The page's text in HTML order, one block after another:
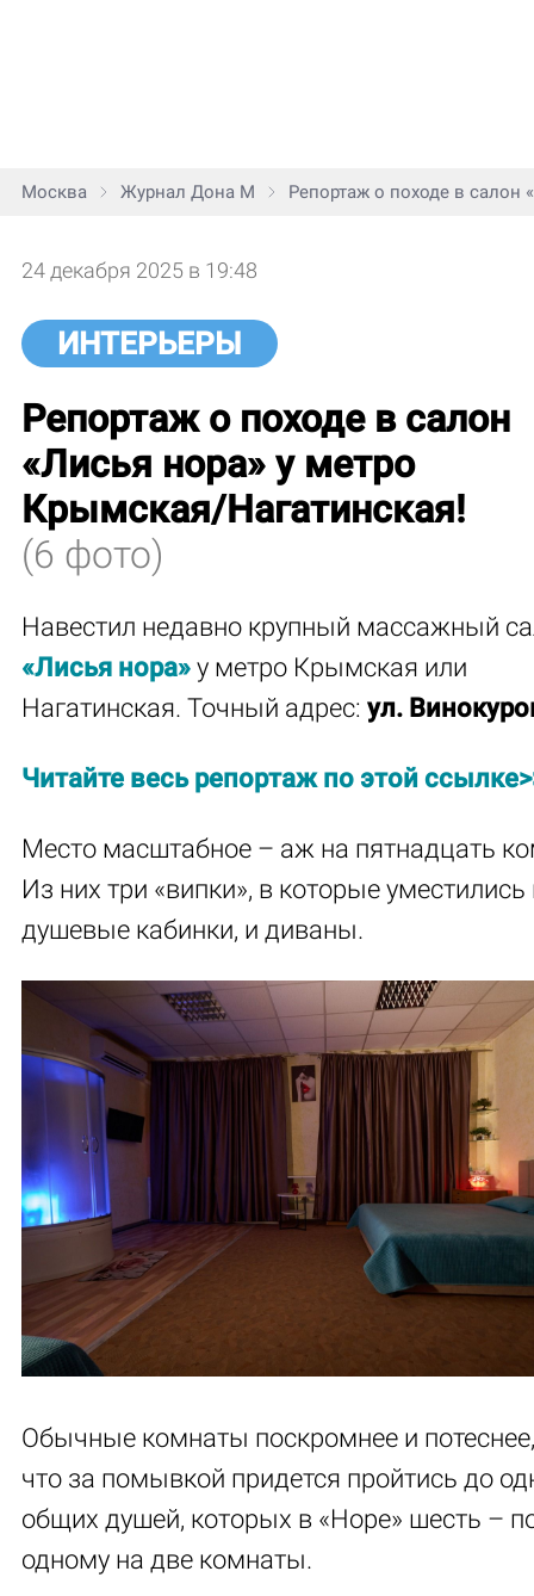
Москва Журнал Дона М Репортаж о походе в салон
24 декабря 2025 в 19:48
ИНТЕРЬЕРЫ
Репортаж о походе в салон
«Лисья нора» у метро
Крымская/Нагатинская!
(6 фото)
Навестил недавно крупный массажный
«Лисья нора» у метро Крымская или
Нагатинская. Точный адрес: ул.
Читайте весь репортаж по этой сс
Место масштабное – аж на пятнадцать
Из них три «випки», в которые уместились
душевые кабинки, и диваны.
Обычные комнаты поскромнее и
что за помывкой придется пройтись до
общих душей, которых в «Норе» шесть –
одному на две комнаты.